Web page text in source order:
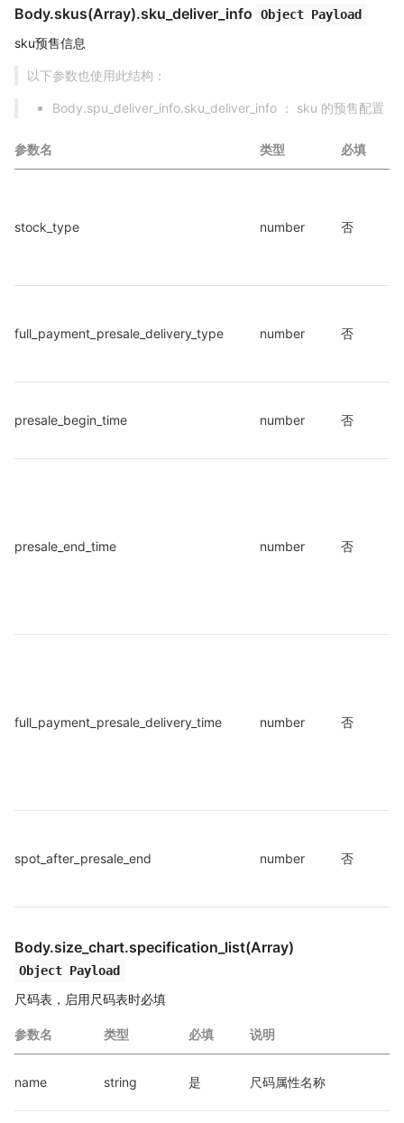
Body.skus(Array).sku_deliver_info Object Payload
sku预售信息
以下参数也使用此结构：
Body.spu_deliver_info.sku_deliver_info ： sku 的预售配置
参数名 类型 必填
stock_type number 否
full_payment_presale_delivery_type number 否
presale_begin_time number 否
presale_end_time number 否
full_payment_presale_delivery_time number 否
spot_after_presale_end number 否
Body.size_chart.specification_list(Array)
Object Payload
尺码表，启用尺码表时必填
参数名 类型 必填 说明
name string 是 尺码属性名称